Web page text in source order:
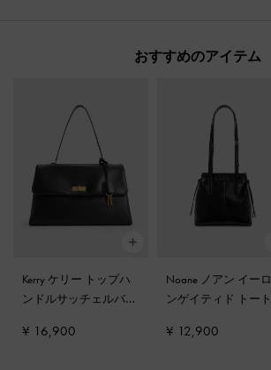
おすすめのアイテム
Kerry ケリー トップハ
ンドルサッチェルバッ
¥ 16,900
Noane ノアン イーロ
ンゲイティド トート
¥ 12,900